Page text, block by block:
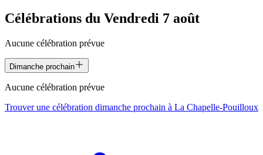
Célébrations du Vendredi 7 août
Aucune célébration prévue
Dimanche prochain
Aucune célébration prévue
Trouver une célébration dimanche prochain à La Chapelle-Pouilloux